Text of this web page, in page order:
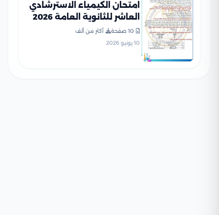
امتحان الكيمياء الاسترشادي
العاشر للثانوية العامة 2026
PDF للتدريب على نمط
الأسئلة
10 صفحة
أكثر من ألف
10 يونيو 2026